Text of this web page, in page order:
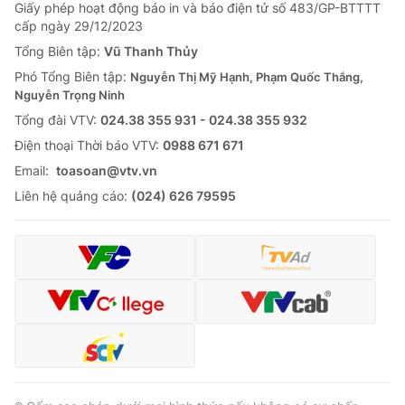
Sản phẩm
Thị trường
Tư vấn
Lịch phát sóng
Chuyên mục khác
Emagazine Podcast
Photo Infographic
Shorts video
VTV Money VTV Thể thao
VTV Sức khoẻ
Giấy phép hoạt động báo in và báo điện tử số 483/GP-BTTTT
cấp ngày 29/12/2023
Tổng Biên tập: Vũ Thanh Thủy
Phó Tổng Biên tập: Nguyễn Thị Mỹ Hạnh, Phạm Quốc Thắng,
Nguyễn Trọng Ninh
Tổng đài VTV: 024.38 355 931 - 024.38 355 932
Ðiện thoại Thời báo VTV: 0988 671 671
Email: toasoan@vtv.vn
Liên hệ quảng cáo: (024) 626 79595